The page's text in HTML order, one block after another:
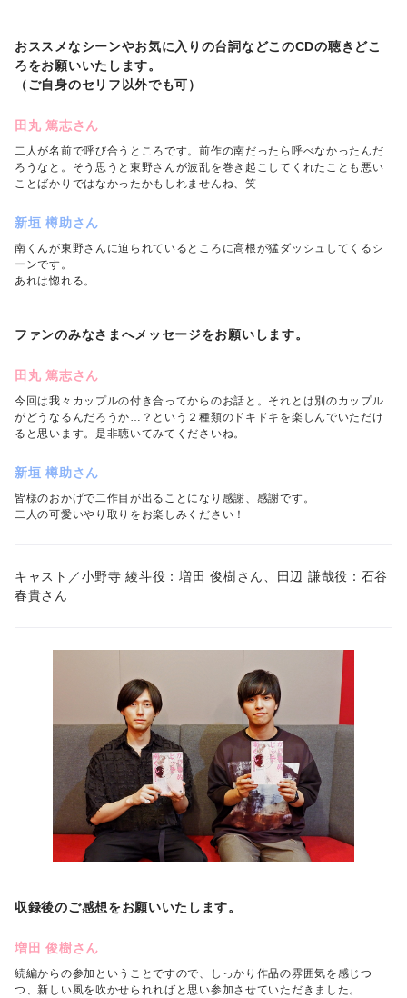
おススメなシーンやお気に入りの台詞などこのCDの聴きどこ
ろをお願いいたします。
（ご自身のセリフ以外でも可）
田丸 篤志さん
二人が名前で呼び合うところです。前作の南だったら呼べなかったんだ
ろうなと。そう思うと東野さんが波乱を巻き起こしてくれたことも悪い
ことばかりではなかったかもしれませんね、笑
新垣 樽助さん
南くんが東野さんに迫られているところに高根が猛ダッシュしてくるシ
ーンです。
あれは惚れる。
ファンのみなさまへメッセージをお願いします。
田丸 篤志さん
今回は我々カップルの付き合ってからのお話と。それとは別のカップル
がどうなるんだろうか…？という２種類のドキドキを楽しんでいただけ
ると思います。是非聴いてみてくださいね。
新垣 樽助さん
皆様のおかげで二作目が出ることになり感謝、感謝です。
二人の可愛いやり取りをお楽しみください！
キャスト／小野寺 綾斗役：増田 俊樹さん、田辺 謙哉役：石谷
春貴さん
収録後のご感想をお願いいたします。
増田 俊樹さん
続編からの参加ということですので、しっかり作品の雰囲気を感じつ
つ、新しい風を吹かせられればと思い参加させていただきました。